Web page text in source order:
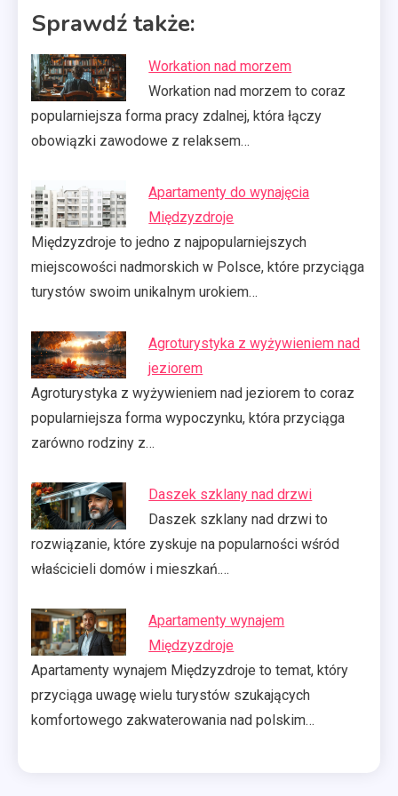
Sprawdź także:
Workation nad morzem
Workation nad morzem to coraz
popularniejsza forma pracy zdalnej, która łączy
obowiązki zawodowe z relaksem…
Apartamenty do wynajęcia
Międzyzdroje
Międzyzdroje to jedno z najpopularniejszych
miejscowości nadmorskich w Polsce, które przyciąga
turystów swoim unikalnym urokiem…
Agroturystyka z wyżywieniem nad
jeziorem
Agroturystyka z wyżywieniem nad jeziorem to coraz
popularniejsza forma wypoczynku, która przyciąga
zarówno rodziny z…
Daszek szklany nad drzwi
Daszek szklany nad drzwi to
rozwiązanie, które zyskuje na popularności wśród
właścicieli domów i mieszkań.…
Apartamenty wynajem
Międzyzdroje
Apartamenty wynajem Międzyzdroje to temat, który
przyciąga uwagę wielu turystów szukających
komfortowego zakwaterowania nad polskim…